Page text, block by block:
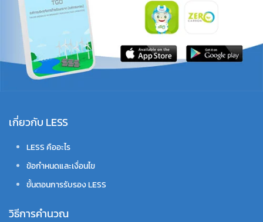
เกี่ยวกับ LESS
LESS คืออะไร
ข้อกำหนดและเงื่อนไข
ขั้นตอนการรับรอง LESS
วิธีการคำนวณ